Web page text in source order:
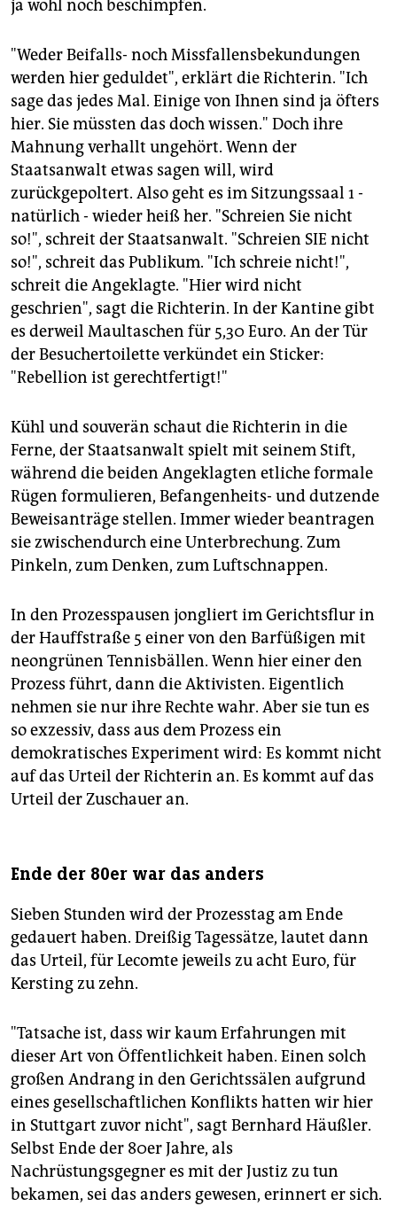
ja wohl noch beschimpfen.
"Weder Beifalls- noch Missfallensbekundungen
werden hier geduldet", erklärt die Richterin. "Ich
sage das jedes Mal. Einige von Ihnen sind ja öfters
hier. Sie müssten das doch wissen." Doch ihre
Mahnung verhallt ungehört. Wenn der
Staatsanwalt etwas sagen will, wird
zurückgepoltert. Also geht es im Sitzungssaal 1 -
natürlich - wieder heiß her. "Schreien Sie nicht
so!", schreit der Staatsanwalt. "Schreien SIE nicht
so!", schreit das Publikum. "Ich schreie nicht!",
schreit die Angeklagte. "Hier wird nicht
geschrien", sagt die Richterin. In der Kantine gibt
es derweil Maultaschen für 5,30 Euro. An der Tür
der Besuchertoilette verkündet ein Sticker:
"Rebellion ist gerechtfertigt!"
Kühl und souverän schaut die Richterin in die
Ferne, der Staatsanwalt spielt mit seinem Stift,
während die beiden Angeklagten etliche formale
Rügen formulieren, Befangenheits- und dutzende
Beweisanträge stellen. Immer wieder beantragen
sie zwischendurch eine Unterbrechung. Zum
Pinkeln, zum Denken, zum Luftschnappen.
In den Prozesspausen jongliert im Gerichtsflur in
der Hauffstraße 5 einer von den Barfüßigen mit
neongrünen Tennisbällen. Wenn hier einer den
Prozess führt, dann die Aktivisten. Eigentlich
nehmen sie nur ihre Rechte wahr. Aber sie tun es
so exzessiv, dass aus dem Prozess ein
demokratisches Experiment wird: Es kommt nicht
auf das Urteil der Richterin an. Es kommt auf das
Urteil der Zuschauer an.
Ende der 80er war das anders
Sieben Stunden wird der Prozesstag am Ende
gedauert haben. Dreißig Tagessätze, lautet dann
das Urteil, für Lecomte jeweils zu acht Euro, für
Kersting zu zehn.
"Tatsache ist, dass wir kaum Erfahrungen mit
dieser Art von Öffentlichkeit haben. Einen solch
großen Andrang in den Gerichtssälen aufgrund
eines gesellschaftlichen Konflikts hatten wir hier
in Stuttgart zuvor nicht", sagt Bernhard Häußler.
Selbst Ende der 80er Jahre, als
Nachrüstungsgegner es mit der Justiz zu tun
bekamen, sei das anders gewesen, erinnert er sich.